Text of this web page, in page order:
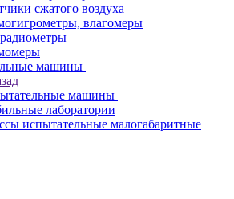
сжатого воздуха
влагомеры
машины
машины
лаборатории
испытательные малогабаритные